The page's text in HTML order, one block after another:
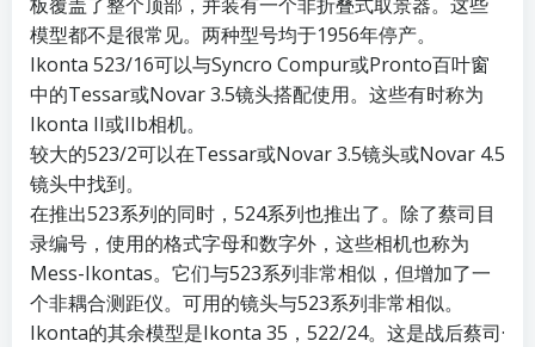
模型都不是很常见。两种型号均于1956年停产。
Ikonta 523/16可以与Syncro Compur或Pronto百叶窗
中的Tessar或Novar 3.5镜头搭配使用。这些有时称为
Ikonta II或IIb相机。
较大的523/2可以在Tessar或Novar 3.5镜头或Novar 4.5
镜头中找到。
在推出523系列的同时，524系列也推出了。除了蔡司目
录编号，使用的格式字母和数字外，这些相机也称为
Mess-Ikontas。它们与523系列非常相似，但增加了一
个非耦合测距仪。可用的镜头与523系列非常相似。
Ikonta的其余模型是Ikonta 35，522/24。这是战后蔡司·